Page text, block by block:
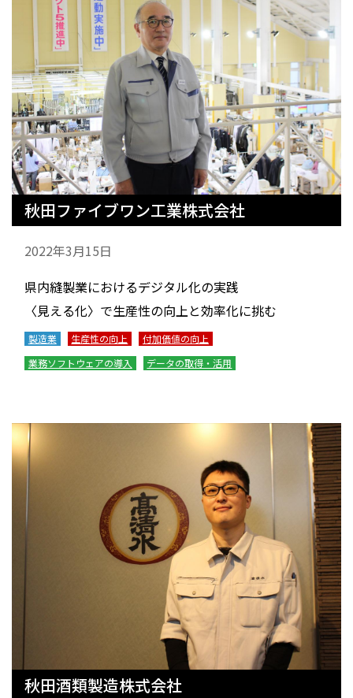
秋田ファイブワン工業株式会社
2022年3月15日
県内縫製業におけるデジタル化の実践
〈見える化〉で生産性の向上と効率化に挑む
製造業 生産性の向上
付加価値の向上
業務ソフトウェアの導入
データの取得・活用
秋田酒類製造株式会社